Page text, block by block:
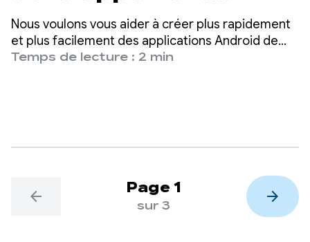
Android assisté par
l'IA et les LLM avec
Android Bench
Nous voulons vous aider à créer plus rapidement
et plus facilement des applications Android de
haute qualité. Pour cela, nous mettons l'IA à votre
Temps de lecture : 2 min
arrow_back Page 1
sur 3 arrow_forward